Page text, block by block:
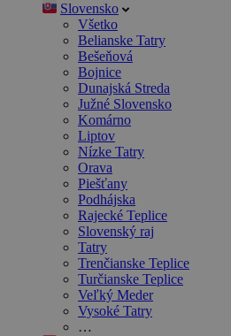
Slovensko
Všetko
Belianske Tatry
Bešeňová
Bojnice
Dunajská Streda
Južné Slovensko
Komárno
Liptov
Nízke Tatry
Orava
Piešťany
Podhájska
Rajecké Teplice
Slovenský raj
Tatry
Trenčianske Teplice
Turčianske Teplice
Veľký Meder
Vysoké Tatry
…